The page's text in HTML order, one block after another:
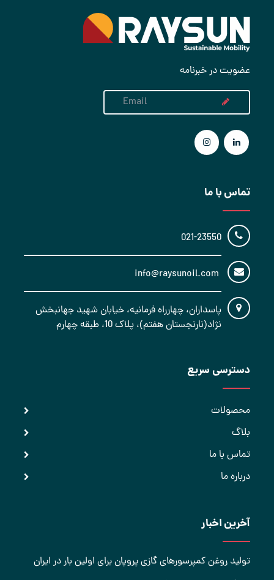
عضویت در خبرنامه
تماس با ما
021-23550
پاسداران، چهارراه فرمانیه، خیابان شهید جهانبخش
نژاد(نارنجستان هفتم)، پلاک 10، طبقه چهارم
دسترسی سریع
محصولات
بلاگ
تماس با ما
درباره ما
آخرین اخبار
تولید روغن کمپرسورهای گازی پروپان برای اولین بار در ایران